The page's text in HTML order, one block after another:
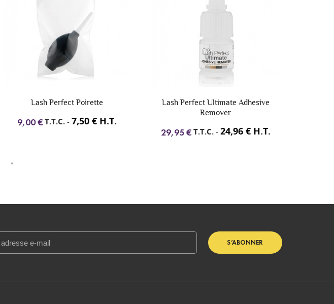
Lash Perfect Poirette
9,00 € T.T.C. -7,50 € H.T.
Lash Perfect Ultimate Adhesive
Remover
29,95 € T.T.C.- 24,96 € H.T.
S’ABONNER